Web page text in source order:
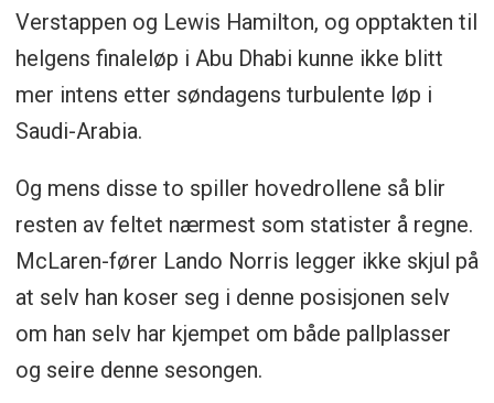
Verstappen og Lewis Hamilton, og opptakten til
helgens finaleløp i Abu Dhabi kunne ikke blitt
mer intens etter søndagens turbulente løp i
Saudi-Arabia.
Og mens disse to spiller hovedrollene så blir
resten av feltet nærmest som statister å regne.
McLaren-fører Lando Norris legger ikke skjul på
at selv han koser seg i denne posisjonen selv
om han selv har kjempet om både pallplasser
og seire denne sesongen.